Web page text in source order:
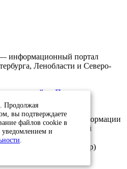
информационный портал
Ленобласти и Северо-
сайта.
Политика
средства массовой информации
Федеральной
информационных
(Роскомнадзор)
Продолжая
вы подтверждаете
файлов cookie в
уведомлением и